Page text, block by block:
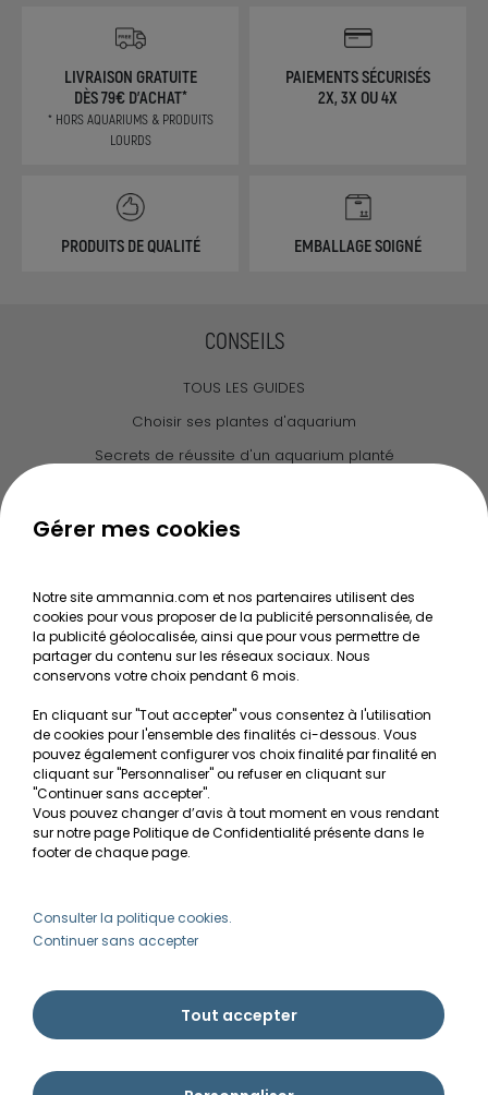
LIVRAISON GRATUITE
DÈS 79€ D'ACHAT*
* HORS AQUARIUMS & PRODUITS
LOURDS
PAIEMENTS SÉCURISÉS
2X, 3X OU 4X
PRODUITS DE QUALITÉ EMBALLAGE SOIGNÉ
CONSEILS
TOUS LES GUIDES
Choisir ses plantes d'aquarium
Secrets de réussite d'un aquarium planté
Le journal d'Ammannia
Recherche de Notices de produits
Mentions légales
Conditions générales de vente
RGPD
MON COMPTE
Avantages
Créer un compte client
Besoin d'aide ?
Gérer mes cookies
Notre site ammannia.com et nos partenaires utilisent des
cookies pour vous proposer de la publicité personnalisée, de
la publicité géolocalisée, ainsi que pour vous permettre de
partager du contenu sur les réseaux sociaux. Nous
conservons votre choix pendant 6 mois.
En cliquant sur "Tout accepter" vous consentez à l'utilisation
de cookies pour l'ensemble des finalités ci-dessous. Vous
pouvez également configurer vos choix finalité par finalité en
cliquant sur "Personnaliser" ou refuser en cliquant sur
"Continuer sans accepter".
Vous pouvez changer d’avis à tout moment en vous rendant
sur notre page Politique de Confidentialité présente dans le
footer de chaque page.
Consulter la politique cookies.
Continuer sans accepter
Tout accepter